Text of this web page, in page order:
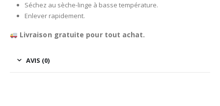
Séchez au sèche-linge à basse température.
Enlever rapidement.
Livraison gratuite pour tout achat.
AVIS (0)